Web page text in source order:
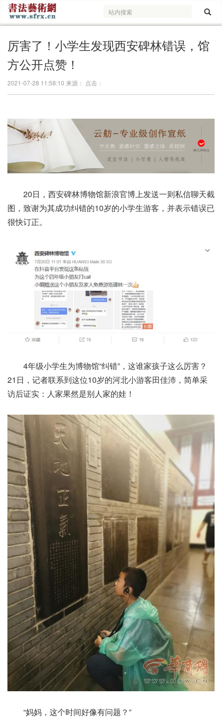
厉害了！小学生发现西安碑林错误，馆
方公开点赞！
2021-07-28 11:58:10 来源： 点击：
20日，西安碑林博物馆新浪官博上发送一则私信聊天截
图，致谢为其成功纠错的10岁的小学生游客，并表示错误已
很快订正。
4年级小学生为博物馆“纠错”，这谁家孩子这么厉害？
21日，记者联系到这位10岁的河北小游客田佳沛，简单采
访后证实：人家果然是别人家的娃！
“妈妈，这个时间好像有问题？”